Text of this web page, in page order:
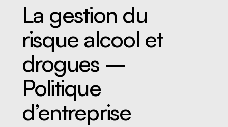
Trouver votre conseiller.ère
RMPPÉ
La gestion du
risque alcool et
drogues –
Politique
d’entreprise